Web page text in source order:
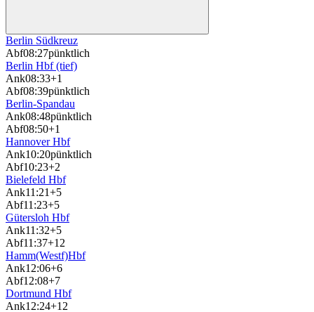
Berlin Südkreuz
Abf08:27pünktlich
Berlin Hbf (tief)
Ank08:33+1
Abf08:39pünktlich
Berlin-Spandau
Ank08:48pünktlich
Abf08:50+1
Hannover Hbf
Ank10:20pünktlich
Abf10:23+2
Bielefeld Hbf
Ank11:21+5
Abf11:23+5
Gütersloh Hbf
Ank11:32+5
Abf11:37+12
Hamm(Westf)Hbf
Ank12:06+6
Abf12:08+7
Dortmund Hbf
Ank12:24+12